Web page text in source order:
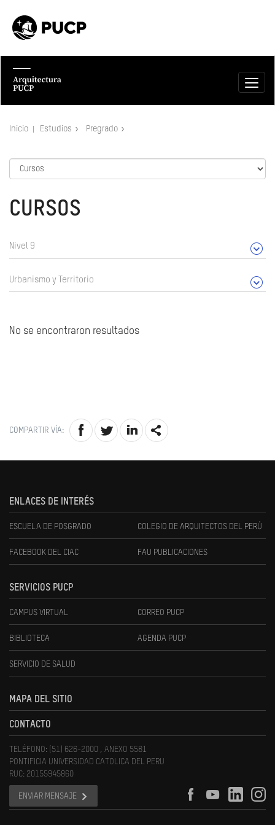
Inicio Estudios Pregrado
CURSOS
Nivel 9
Urbanismo y Territorio
No se encontraron resultados
COMPARTIR VÍA:
ENLACES DE INTERÉS
ESCUELA DE POSGRADO COLEGIO DE ARQUITECTOS DEL PERÚ
FACEBOOK DEL CIAC FAU PUBLICACIONES
SERVICIOS PUCP
CAMPUS VIRTUAL CORREO PUCP
BIBLIOTECA AGENDA PUCP
SERVICIO DE SALUD
MAPA DEL SITIO
CONTACTO
TELÉFONO: (51) 626-2000 , ANEXO 5581
PONTIFICIA UNIVERSIDAD CATOLICA DEL PERU
RUC: 20155945860
ENVIAR MENSAJE